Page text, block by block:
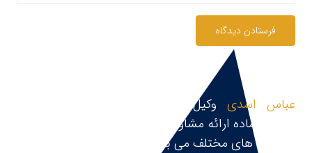
فرستادن دیدگاه
عباس اسدی وکیل پایه یک دادگستری و مشاور
حقوقی،آماده ارائه مشاوره حقوقی، قبول و پیگیری پرونده
در زمینه های مختلف می باشد.